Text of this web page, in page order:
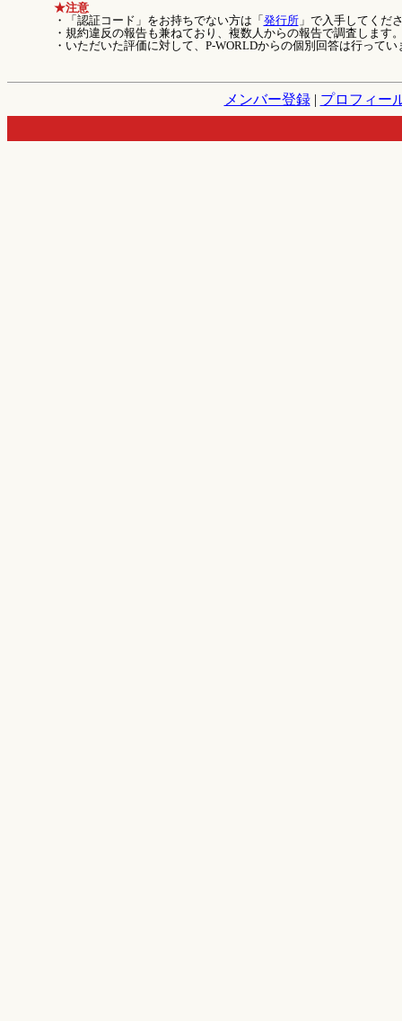
★注意
・「認証コード」をお持ちでない方は「 発行所」で入手してくだ
・規約違反の報告も兼ねており、複数人からの報告で調査します
・いただいた評価に対して、P-WORLDからの個別回答は行ってい
メンバー登録| プロフィー